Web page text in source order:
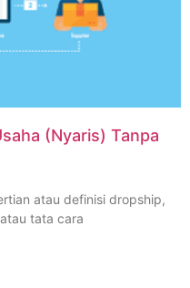
(Nyaris) Tanpa
atau definisi dropship,
tata cara